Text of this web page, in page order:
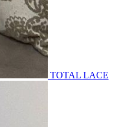
TOTAL LACE